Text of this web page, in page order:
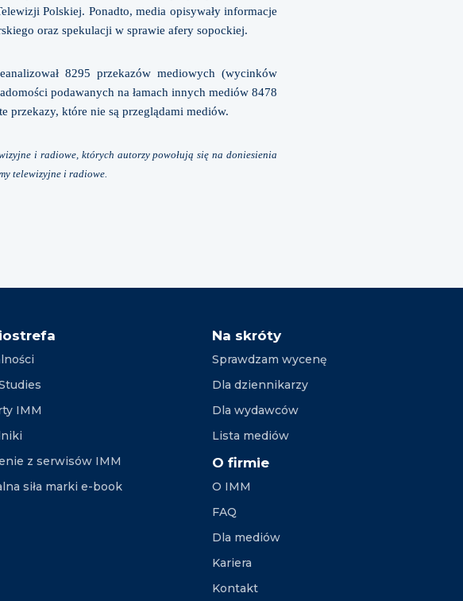
Polskiej. Ponadto, media opisywały informacje
oraz spekulacji w sprawie afery sopockiej.
8295 przekazów mediowych (wycinków
podawanych na łamach innych mediów 8478
które nie są przeglądami mediów.
i radiowe, których autorzy powołują się na doniesienia
telewizyjne i radiowe.
IMM
z serwisów IMM
siła marki e-book
Na skróty
Sprawdzam wycenę
Dla dziennikarzy
Dla wydawców
Lista mediów
O firmie
O IMM
FAQ
Dla mediów
Kariera
Kontakt